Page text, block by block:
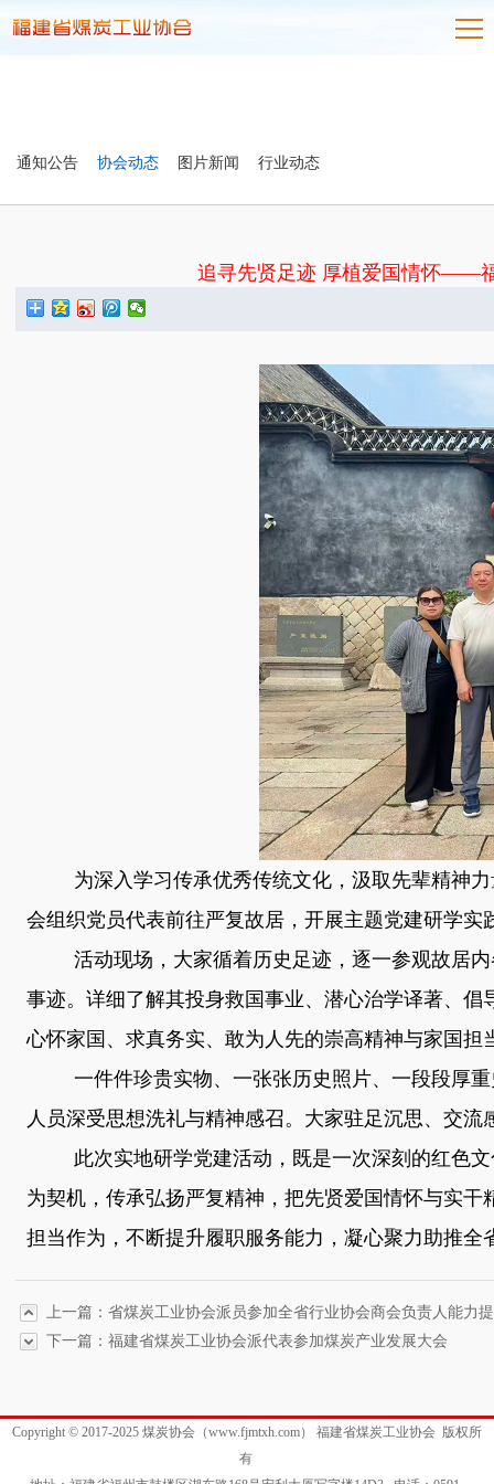
通知公告 协会动态 图片新闻 行业动态
追寻先贤足迹 厚植爱国情怀——
为深入学习传承优秀传统文化，汲取先辈精神
会组织党员代表前往严复故居，开展主题党建研学实
活动现场，大家循着历史足迹，逐一参观故居
事迹。详细了解其投身救国事业、潜心治学译著、
心怀家国、求真务实、敢为人先的崇高精神与家国担
一件件珍贵实物、一张张历史照片、一段段厚
人员深受思想洗礼与精神感召。大家驻足沉思、交
此次实地研学党建活动，既是一次深刻的红色
为契机，传承弘扬严复精神，把先贤爱国情怀与实
担当作为，不断提升履职服务能力，凝心聚力助推
上一篇：省煤炭工业协会派员参加全省行业协会商会负责人能力
下一篇：福建省煤炭工业协会派代表参加煤炭产业发展大会
Copyright © 2017-2025 煤炭协会（www.fjmtxh.com） 福建省煤炭工业协会 版权所
有